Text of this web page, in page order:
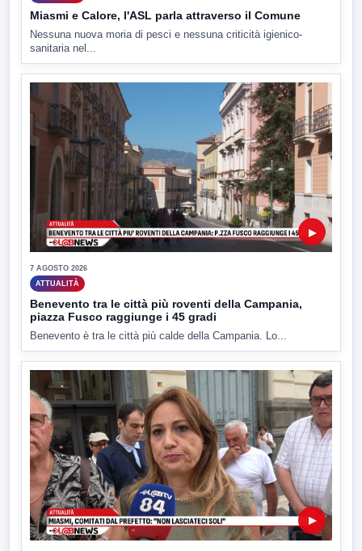
Miasmi e Calore, l'ASL parla attraverso il Comune
Nessuna nuova moria di pesci e nessuna criticità igienico-
sanitaria nel...
▶
7 AGOSTO 2026
ATTUALITÀ
Benevento tra le città più roventi della Campania,
piazza Fusco raggiunge i 45 gradi
Benevento è tra le città più calde della Campania. Lo...
▶